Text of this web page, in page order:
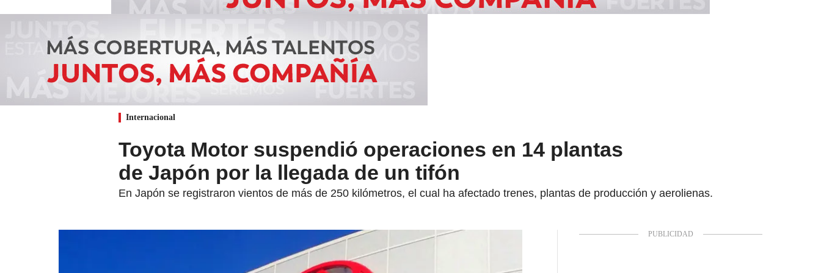
Internacional
Toyota Motor suspendió operaciones en 14 plantas
de Japón por la llegada de un tifón
En Japón se registraron vientos de más de 250 kilómetros, el cual ha afectado trenes, plantas de producción y aerolienas.